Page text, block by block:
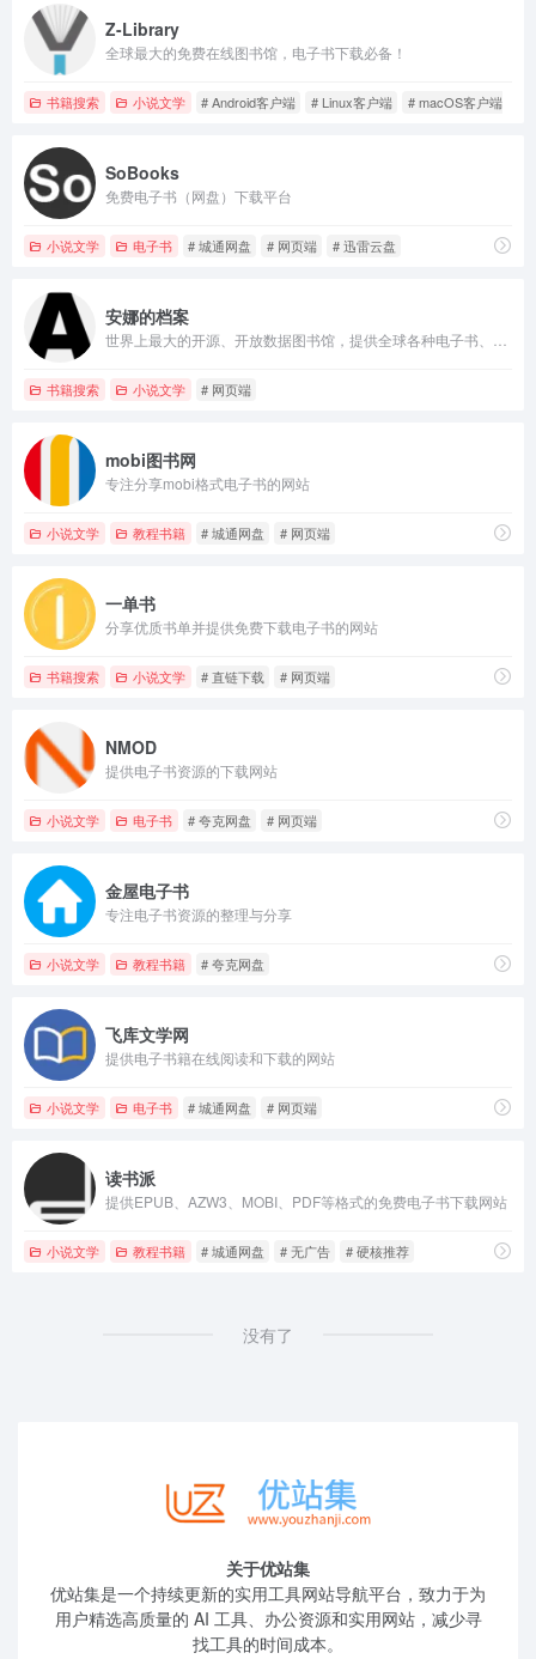
Z-Library
全球最大的免费在线图书馆，电子书下载必备！
书籍搜索 小说文学 # Android客户端 # Linux客户端 # macOS客户端
SoBooks
免费电子书（网盘）下载平台
小说文学 电子书 # 城通网盘 # 网页端 # 迅雷云盘
安娜的档案
书籍搜索 小说文学 # 网页端
mobi图书网
专注分享mobi格式电子书的网站
小说文学 教程书籍 # 城通网盘 # 网页端
一单书
分享优质书单并提供免费下载电子书的网站
书籍搜索 小说文学 # 直链下载 # 网页端
NMOD
提供电子书资源的下载网站
小说文学 电子书 # 夸克网盘 # 网页端
金屋电子书
专注电子书资源的整理与分享
小说文学 教程书籍 # 夸克网盘
飞库文学网
提供电子书籍在线阅读和下载的网站
小说文学 电子书 # 城通网盘 # 网页端
读书派
提供EPUB、AZW3、MOBI、PDF等格式的免费电子书下载网站
小说文学 教程书籍 # 城通网盘 # 无广告 # 硬核推荐
没有了
关于优站集
优站集是一个持续更新的实用工具网站导航平台，致力于为
用户精选高质量的 AI 工具、办公资源和实用网站，减少寻
找工具的时间成本。